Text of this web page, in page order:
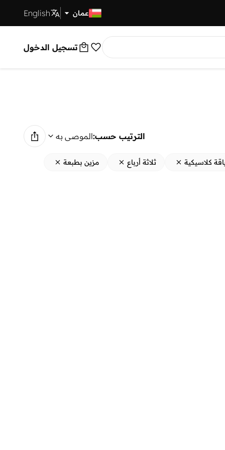
عمان English
تسجيل الدخول
الترتيب حسب:الموصى به
كلاسيكية ثلاثة أرباع مزين بطبعة